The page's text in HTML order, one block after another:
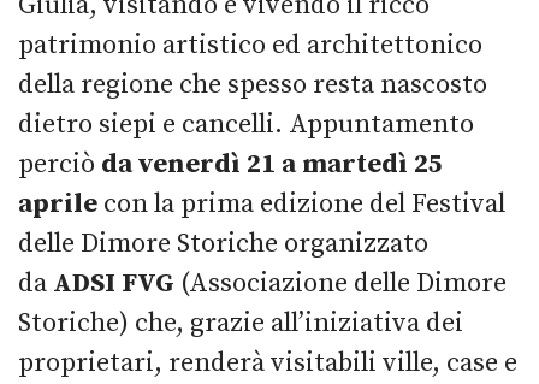
patrimonio artistico ed architettonico
della regione che spesso resta nascosto
dietro siepi e cancelli. Appuntamento
perciò da venerdì 21 a martedì 25
aprile con la prima edizione del Festival
delle Dimore Storiche organizzato
da ADSI FVG (Associazione delle Dimore
Storiche) che, grazie all’iniziativa dei
proprietari, renderà visitabili ville, case e